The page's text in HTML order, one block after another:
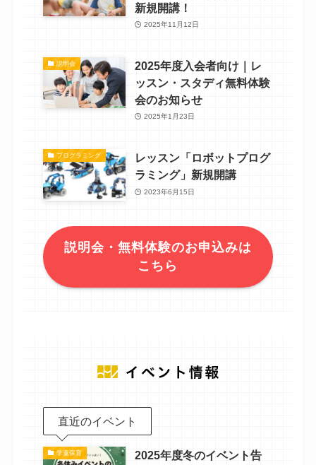
新規開講！
2025年11月12日
説明会
2025年度入会者向け｜レ
ッスン・スタディ無料体験
会のお知らせ
2025年1月23日
プログラミング
レッスン「ロボットプログ
ラミング」新規開講
2023年6月15日
説明会・無料体験のお申込みは
こちら
直近のイベント
学童保育
2025年度冬のイベント告